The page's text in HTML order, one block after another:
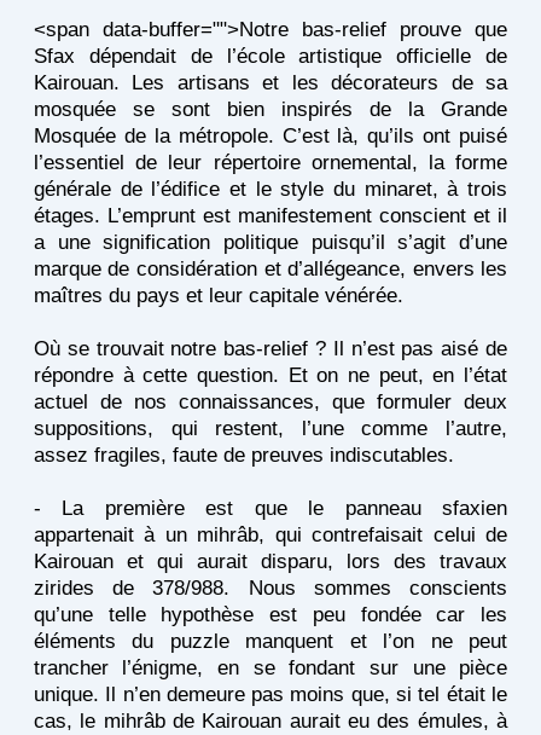
<span data-buffer="">Notre bas-relief prouve que
Sfax dépendait de l’école artistique officielle de
Kairouan. Les artisans et les décorateurs de sa
mosquée se sont bien inspirés de la Grande
Mosquée de la métropole. C’est là, qu’ils ont puisé
l’essentiel de leur répertoire ornemental, la forme
générale de l’édifice et le style du minaret, à trois
étages. L’emprunt est manifestement conscient et il
a une signification politique puisqu’il s’agit d’une
marque de considération et d’allégeance, envers les
maîtres du pays et leur capitale vénérée.
Où se trouvait notre bas-relief ? Il n’est pas aisé de
répondre à cette question. Et on ne peut, en l’état
actuel de nos connaissances, que formuler deux
suppositions, qui restent, l’une comme l’autre,
assez fragiles, faute de preuves indiscutables.
- La première est que le panneau sfaxien
appartenait à un mihrâb, qui contrefaisait celui de
Kairouan et qui aurait disparu, lors des travaux
zirides de 378/988. Nous sommes conscients
qu’une telle hypothèse est peu fondée car les
éléments du puzzle manquent et l’on ne peut
trancher l’énigme, en se fondant sur une pièce
unique. Il n’en demeure pas moins que, si tel était le
cas, le mihrâb de Kairouan aurait eu des émules, à